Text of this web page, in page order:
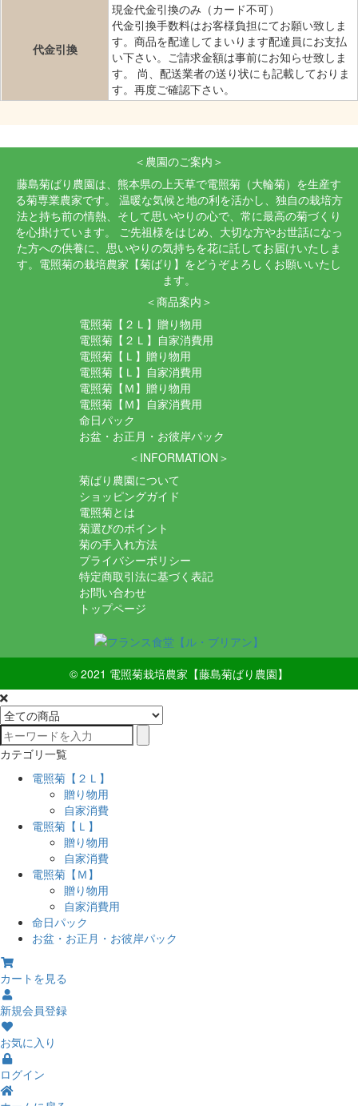
代金引換
現金代金引換のみ（カード不可）
代金引換手数料はお客様負担にてお願い致しま
す。商品を配達してまいります配達員にお支払
い下さい。ご請求金額は事前にお知らせ致しま
す。 尚、配送業者の送り状にも記載しておりま
す。再度ご確認下さい。
＜農園のご案内＞
藤島菊ばり農園は、熊本県の上天草で電照菊（大輪菊）を生産す
る菊専業農家です。 温暖な気候と地の利を活かし、独自の栽培方
法と持ち前の情熱、そして思いやりの心で、常に最高の菊づくり
を心掛けています。 ご先祖様をはじめ、大切な方やお世話になっ
た方への供養に、思いやりの気持ちを花に託してお届けいたしま
す。電照菊の栽培農家【菊ばり】をどうぞよろしくお願いいたし
ます。
＜商品案内＞
電照菊【２Ｌ】贈り物用
電照菊【２Ｌ】自家消費用
電照菊【Ｌ】贈り物用
電照菊【Ｌ】自家消費用
電照菊【Ｍ】贈り物用
電照菊【Ｍ】自家消費用
命日パック
お盆・お正月・お彼岸パック
＜INFORMATION＞
菊ばり農園について
ショッピングガイド
電照菊とは
菊選びのポイント
菊の手入れ方法
プライバシーポリシー
特定商取引法に基づく表記
お問い合わせ
トップページ
© 2021 電照菊栽培農家【藤島菊ばり農園】
カテゴリ一覧
電照菊【２Ｌ】
贈り物用
自家消費
電照菊【Ｌ】
贈り物用
自家消費
電照菊【Ｍ】
贈り物用
自家消費用
命日パック
お盆・お正月・お彼岸パック
カートを見る
新規会員登録
お気に入り
ログイン